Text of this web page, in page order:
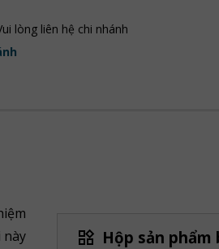
lòng liên hệ chi nhánh
này
Hộp sản phẩm